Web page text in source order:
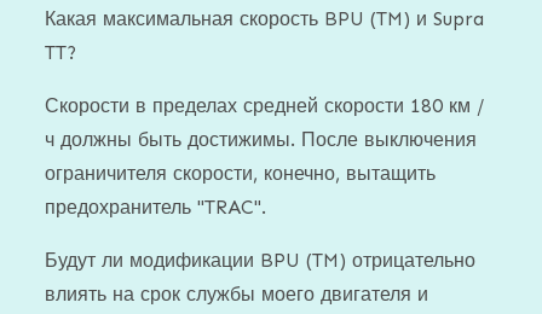
Какая максимальная скорость BPU (TM) и Supra
TT?
Скорости в пределах средней скорости 180 км /
ч должны быть достижимы. После выключения
ограничителя скорости, конечно, вытащить
предохранитель "TRAC".
Будут ли модификации BPU (TM) отрицательно
влиять на срок службы моего двигателя и